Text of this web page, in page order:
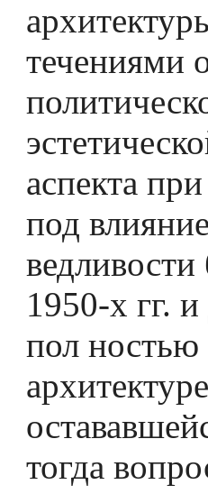
течениями
аспекта
под
1950-х гг.
пол­ ностью
тогда